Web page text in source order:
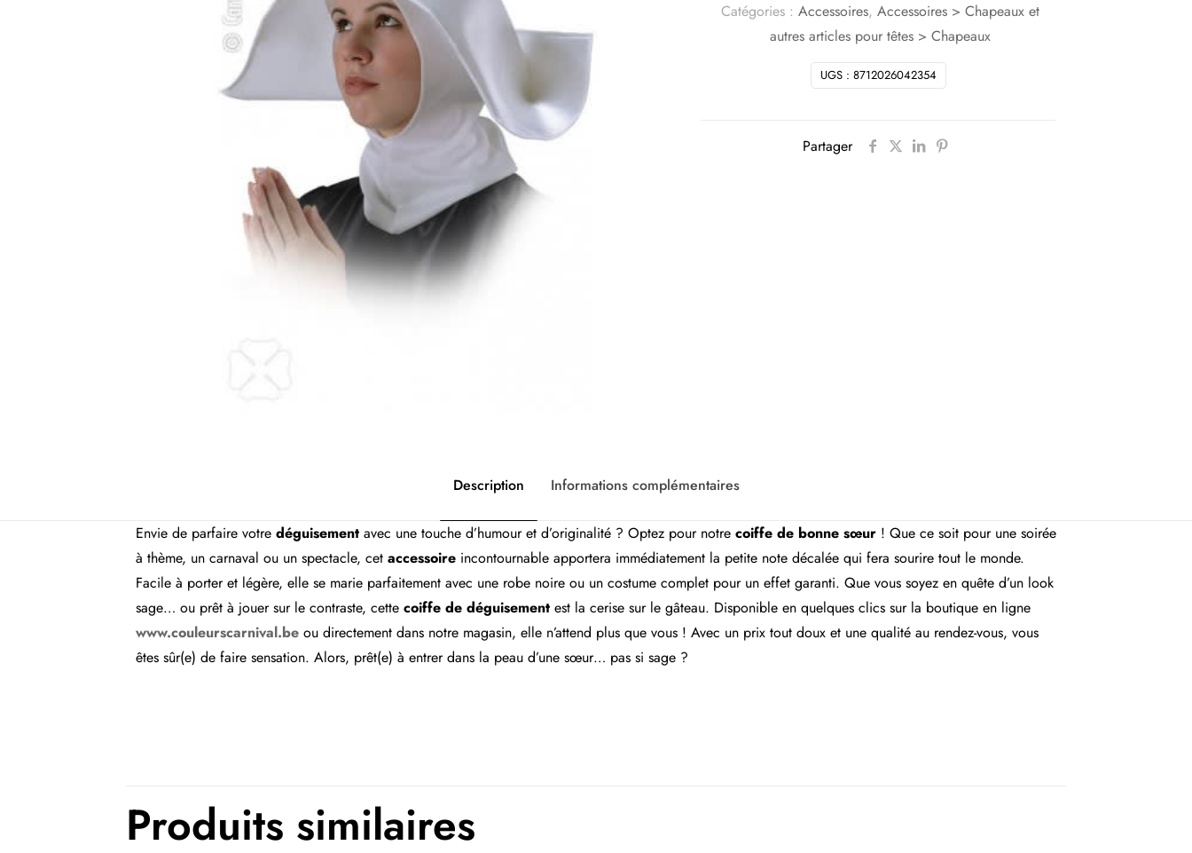
UGS : 8712026042354
Catégories : Accessoires, Accessoires > Chapeaux et
autres articles pour têtes > Chapeaux
Partager
Description Informations complémentaires
Envie de parfaire votre déguisementavec une touche d’humour et d’originalité ? Optez pour notre coiffe de bonne sœur! Que ce soit pour une soirée
à thème, un carnaval ou un spectacle, cet accessoireincontournable apportera immédiatement la petite note décalée qui fera sourire tout le monde.
Facile à porter et légère, elle se marie parfaitement avec une robe noire ou un costume complet pour un effet garanti. Que vous soyez en quête d’un look
sage… ou prêt à jouer sur le contraste, cette coiffe de déguisementest la cerise sur le gâteau. Disponible en quelques clics sur la boutique en ligne
www.couleurscarnival.beou directement dans notre magasin, elle n’attend plus que vous ! Avec un prix tout doux et une qualité au rendez-vous, vous
êtes sûr(e) de faire sensation. Alors, prêt(e) à entrer dans la peau d’une sœur… pas si sage ?
Produits similaires